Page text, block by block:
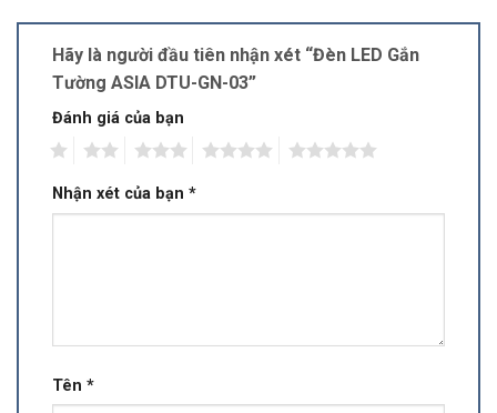
Hãy là người đầu tiên nhận xét “Đèn LED Gắn
Tường ASIA DTU-GN-03”
Đánh giá của bạn
Nhận xét của bạn *
Tên *